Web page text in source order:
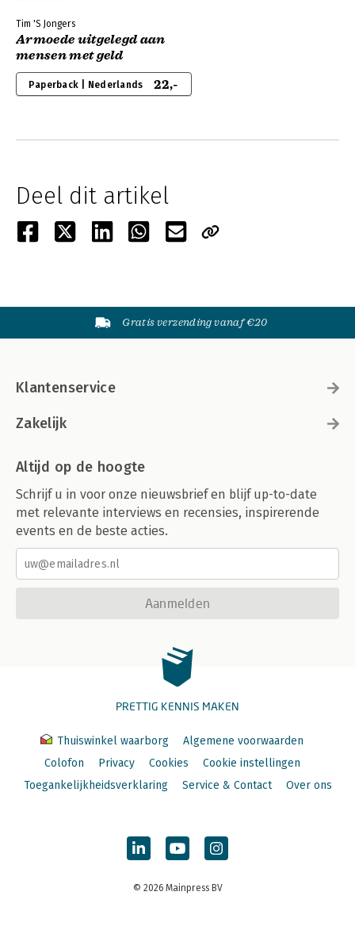
Tim 'S Jongers
Armoede uitgelegd aan
mensen met geld
Paperback | Nederlands 22,-
Deel dit artikel
Gratis verzending vanaf €20
Klantenservice
Zakelijk
Altijd op de hoogte
Schrijf u in voor onze nieuwsbrief en blijf up-to-date
met relevante interviews en recensies, inspirerende
events en de beste acties.
Aanmelden
PRETTIG KENNIS MAKEN
Thuiswinkel waarborg
Algemene voorwaarden
Colofon
Privacy Cookies
Cookie instellingen
Toegankelijkheidsverklaring
Service & Contact Over ons
© 2026 Mainpress BV